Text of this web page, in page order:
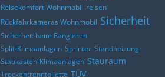
Reisekomfort Wohnmobil reisen
Rückfahrkameras Wohnmobil Sicherheit
Sicherheit beim Rangieren
Split-Klimaanlagen Sprinter Standheizung
Staukasten-Klimaanlagen Stauraum
Trockentrenntoilette TÜV